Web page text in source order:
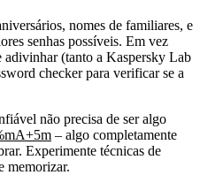
nomes de familiares, e
senhas possíveis. Em vez
adivinhar (tanto a Kaspersky Lab
checker para verificar se a
não precisa de ser algo
– algo completamente
Experimente técnicas de
memorizar.